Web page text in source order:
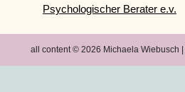
all content © 2026 Michaela Wiebusch |